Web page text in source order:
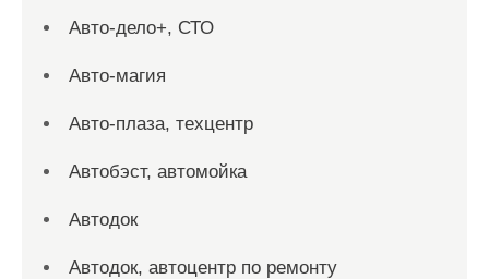
Авто-дело+, СТО
Авто-магия
Авто-плаза, техцентр
Автобэст, автомойка
Автодок
Автодок, автоцентр по ремонту